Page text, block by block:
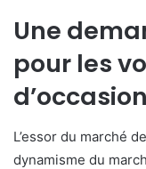
Une
pour les
d’occasion
L’essor du marché
dynamisme du